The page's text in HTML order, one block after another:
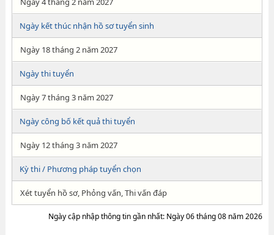
Ngày kết thúc nhận hồ sơ tuyển sinh
Ngày 18 tháng 2 năm 2027
Ngày thi tuyển
Ngày 7 tháng 3 năm 2027
Ngày công bố kết quả thi tuyển
Ngày 12 tháng 3 năm 2027
Kỳ thi / Phương pháp tuyển chọn
Xét tuyển hồ sơ, Phỏng vấn, Thi vấn đáp
Ngày cập nhập thông tin gần nhất: Ngày 06 tháng 08 năm 2026